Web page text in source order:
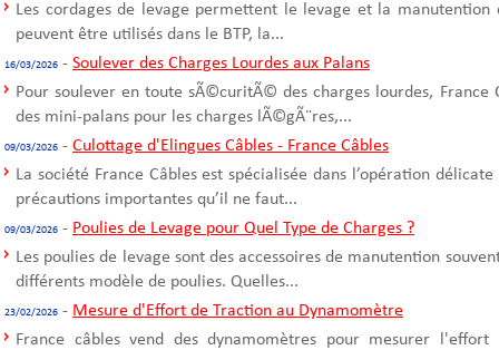
Les cordages de levage permettent le levage et la manutention
peuvent être utilisés dans le BTP, la...
16/03/2026 - Soulever des Charges Lourdes aux Palans
Pour soulever en toute sÃ©curitÃ© des charges lourdes, France
des mini-palans pour les charges lÃ©gÃ¨res,...
09/03/2026 - Culottage d'Elingues Câbles - France Câbles
La société France Câbles est spécialisée dans l’opération
précautions importantes qu’il ne faut...
09/03/2026 - Poulies de Levage pour Quel Type de Charges ?
Les poulies de levage sont des accessoires de manutention
différents modèle de poulies. Quelles...
23/02/2026 - Mesure d'Effort de Traction au Dynamomètre
France câbles vend des dynamomètres pour mesurer